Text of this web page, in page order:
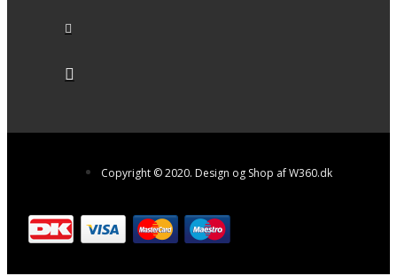
Copyright © 2020. Design og Shop af W360.dk